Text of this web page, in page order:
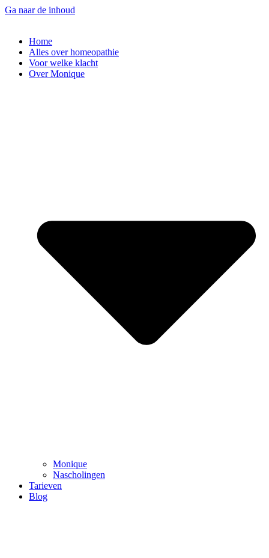
Ga naar de inhoud
Home
Alles over homeopathie
Voor welke klacht
Over Monique
Monique
Nascholingen
Tarieven
Blog